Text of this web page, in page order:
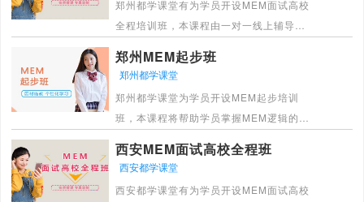
[详情]
郑州都学课堂有为学员开设MEM面试高校
全程培训班，本课程由一对一线上辅导，
障！
郑州MEM起步班
郑州都学课堂
郑州都学课堂为学员开设MEM起步培训
班，本课程将帮助学员掌握MEM逻辑的考
解，学员更能接收。消化知识点。
西安MEM面试高校全程班
西安都学课堂
西安都学课堂有为学员开设MEM面试高校